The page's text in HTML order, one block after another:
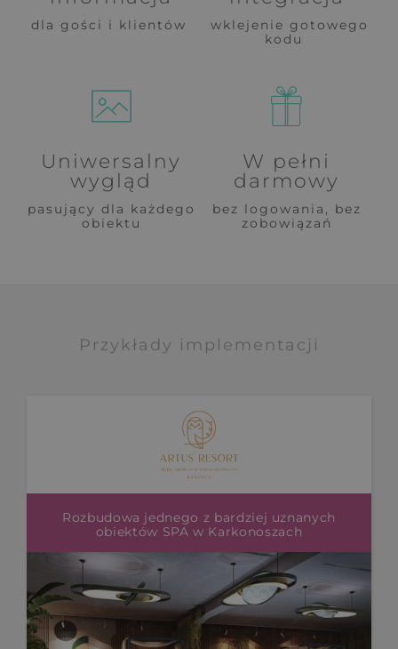
dla gości i klientów
wklejenie gotowego
kodu
Uniwersalny
wygląd
pasujący dla każdego
obiektu
W pełni
darmowy
bez logowania, bez
zobowiązań
Przykłady implementacji
Rozbudowa jednego z bardziej uznanych
obiektów SPA w Karkonoszach